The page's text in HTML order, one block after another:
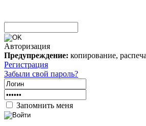
Авторизация
Предупреждение: копирование,
Регистрация
Забыли свой пароль?
Запомнить меня